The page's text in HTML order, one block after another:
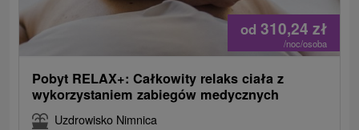
od 310,24 zł
/noc/osoba
Pobyt RELAX+: Całkowity relaks ciała z
wykorzystaniem zabiegów medycznych
Uzdrowisko Nimnica